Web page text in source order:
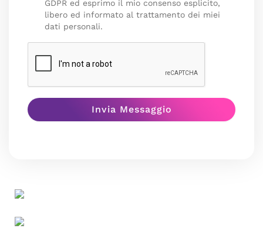
GDPR ed esprimo il mio consenso esplicito,
libero ed informato al trattamento dei miei
dati personali.